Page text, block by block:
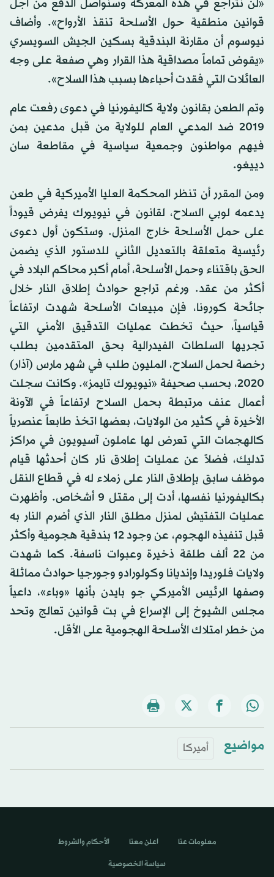
«لن نتراجع في هذه المعركة وسنواصل الدفع من أجل
قوانين منطقية حول الأسلحة تنقذ الأرواح». وأضاف
نيوسوم أن مقارنة البندقية بسكين الجيش السويسري
«يقوض تماماً مصداقية هذا القرار وهي صفعة على وجه
العائلات التي فقدت أحباءها بسبب هذا السلاح».
وتم الطعن بقانون ولاية كاليفورنيا في دعوى رفعت عام
2019 ضد المدعي العام للولاية من قبل مدعين بمن
فيهم مواطنون وجمعية سياسية في مقاطعة سان
دييغو.
ومن المقرر أن تنظر المحكمة العليا الأميركية في طعن
يدعمه لوبي السلاح، لقانون في نيويورك يفرض قيوداً
على حمل الأسلحة خارج المنزل. وستكون أول دعوى
رئيسية متعلقة بالتعديل الثاني للدستور الذي يضمن
الحق باقتناء وحمل الأسلحة، أمام أكبر محاكم البلاد في
أكثر من عقد. ورغم تراجع حوادث إطلاق النار خلال
جائحة كورونا، فإن مبيعات الأسلحة شهدت ارتفاعاً
قياسياً، حيث تخطت عمليات التدقيق الأمني التي
تجريها السلطات الفيدرالية بحق المتقدمين بطلب
رخصة لحمل السلاح، المليون طلب في شهر مارس (آذار)
2020، بحسب صحيفة «نيويورك تايمز». وكانت سجلت
أعمال عنف مرتبطة بحمل السلاح ارتفاعاً في الآونة
الأخيرة في كثير من الولايات، بعضها اتخذ طابعاً عنصرياً
كالهجمات التي تعرض لها عاملون آسيويون في مراكز
تدليك، فضلاً عن عمليات إطلاق نار كان أحدثها قيام
موظف سابق بإطلاق النار على زملاء له في قطاع النقل
بكاليفورنيا نفسها، أدت إلى مقتل 9 أشخاص. وأظهرت
عمليات التفتيش لمنزل مطلق النار الذي أضرم النار به
قبل تنفيذه الهجوم، عن وجود 12 بندقية هجومية وأكثر
من 22 ألف طلقة ذخيرة وعبوات ناسفة. كما شهدت
ولايات فلوريدا وإنديانا وكولورادو وجورجيا حوادث مماثلة
وصفها الرئيس الأميركي جو بايدن بأنها «وباء»، داعياً
مجلس الشيوخ إلى الإسراع في بت قوانين تعالج وتحد
من خطر امتلاك الأسلحة الهجومية على الأقل.
مواضيع أميركا
معلومات عنا اعلن معنا الأحكام والشروط
سياسة الخصوصية